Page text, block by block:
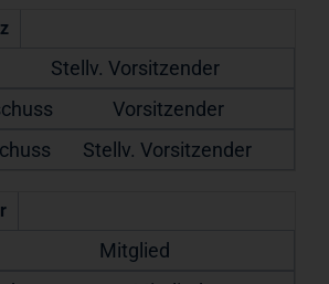
Stellv. Vorsitzender
Vorsitzender
Stellv. Vorsitzender
Mitglied